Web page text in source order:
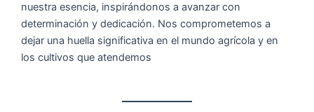
nuestra esencia, inspirándonos a avanzar con
determinación y dedicación. Nos comprometemos a
dejar una huella significativa en el mundo agrícola y en
los cultivos que atendemos